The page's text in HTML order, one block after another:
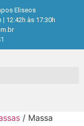
Eliseos
12:42h às 17:30h
/ Massa